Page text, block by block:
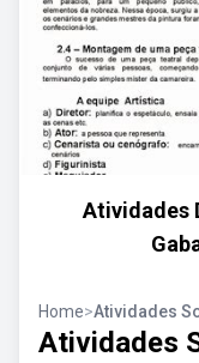
Atividades
Home>Atividades
Atividades